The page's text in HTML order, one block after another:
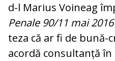
d-l Marius Voineag
Penale 90/11 mai 2016
teza că ar fi de bună-
acordă consultanță